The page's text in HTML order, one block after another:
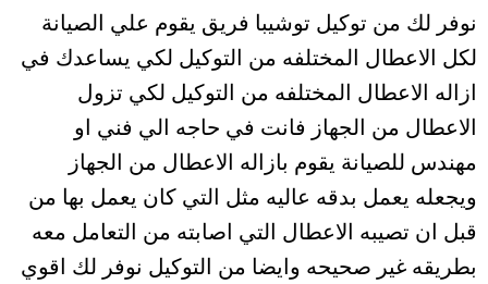
نوفر لك من توكيل توشيبا فريق يقوم علي الصيانة
لكل الاعطال المختلفه من التوكيل لكي يساعدك في
ازاله الاعطال المختلفه من التوكيل لكي تزول
الاعطال من الجهاز فانت في حاجه الي فني او
مهندس للصيانة يقوم بازاله الاعطال من الجهاز
ويجعله يعمل بدقه عاليه مثل التي كان يعمل بها من
قبل ان تصيبه الاعطال التي اصابته من التعامل معه
بطريقه غير صحيحه وايضا من التوكيل نوفر لك اقوي